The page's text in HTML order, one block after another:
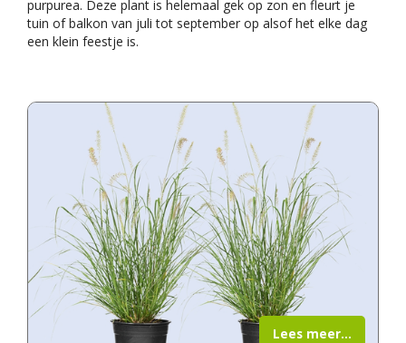
purpurea. Deze plant is helemaal gek op zon en fleurt je
tuin of balkon van juli tot september op alsof het elke dag
een klein feestje is.
Lees meer...